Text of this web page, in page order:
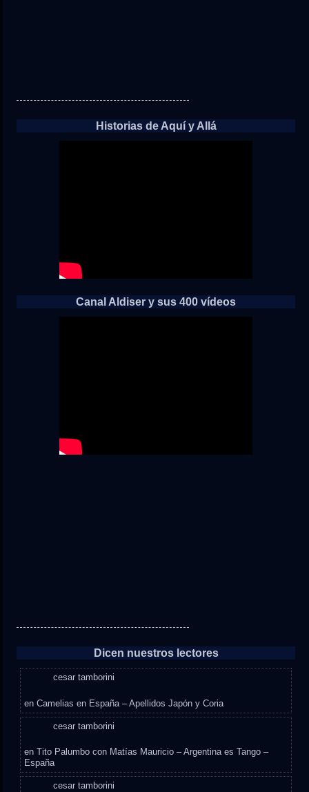
Historias de Aquí y Allá
Canal Aldiser y sus 400 vídeos
Dicen nuestros lectores
cesar tamborini
enCamelias en España – Apellidos Japón y Coria
cesar tamborini
enTito Palumbo con Matías Mauricio – Argentina es Tango –
España
cesar tamborini